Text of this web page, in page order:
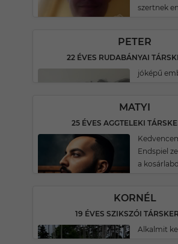
szertnek
PETER
22 ÉVES RUDABÁNYAI
jóképű
MATYI
25 ÉVES AGGTELEKI
Endspiel
a
KORNÉL
19 ÉVES SZIKSZÓI
Alkalmit